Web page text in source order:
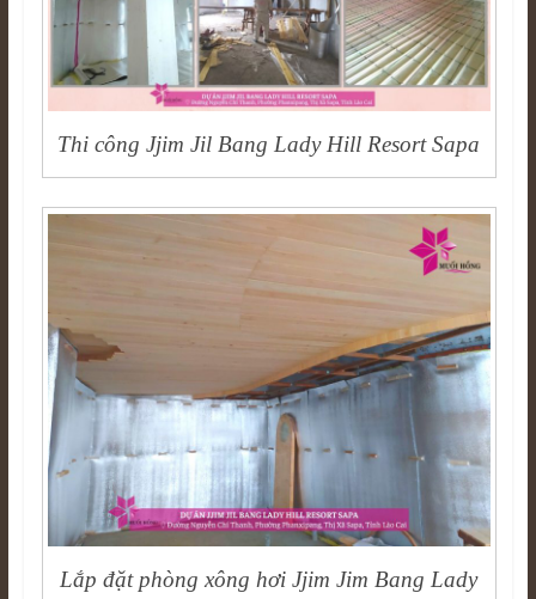
Thi công Jjim Jil Bang Lady Hill Resort Sapa
Lắp đặt phòng xông hơi Jjim Jim Bang Lady